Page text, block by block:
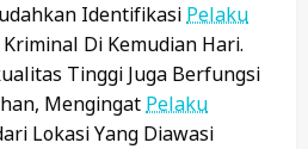
IdentifikasiPelaku
Di Kemudian Hari.
Tinggi Juga Berfungsi
MengingatPelaku
Lokasi Yang Diawasi